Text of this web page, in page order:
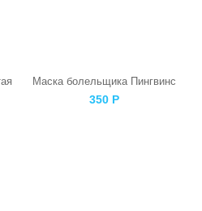
Маска болельщика Пингвинс
350 Р